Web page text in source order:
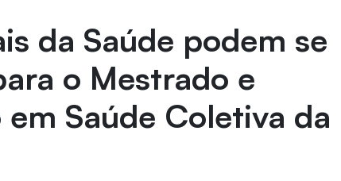
da Saúde podem se
o Mestrado e
Saúde Coletiva da